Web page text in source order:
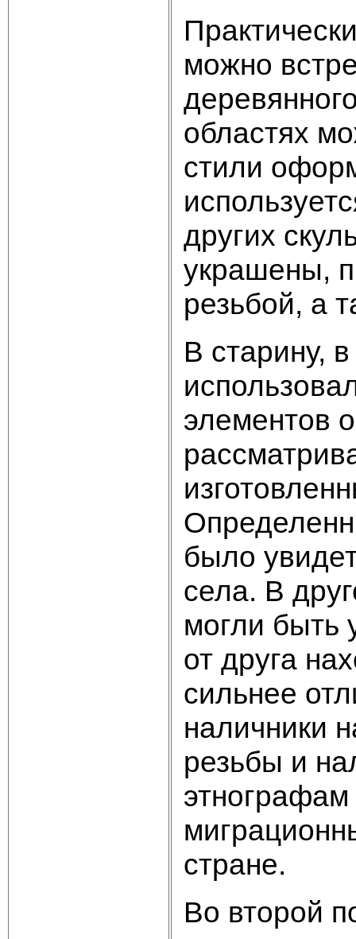
можно
областях
стили
других
украшены,
резьбой, а
В старину,
элементов
было
села. В
могли быть
от друга
сильнее
наличники
резьбы и
стране.
Во второй